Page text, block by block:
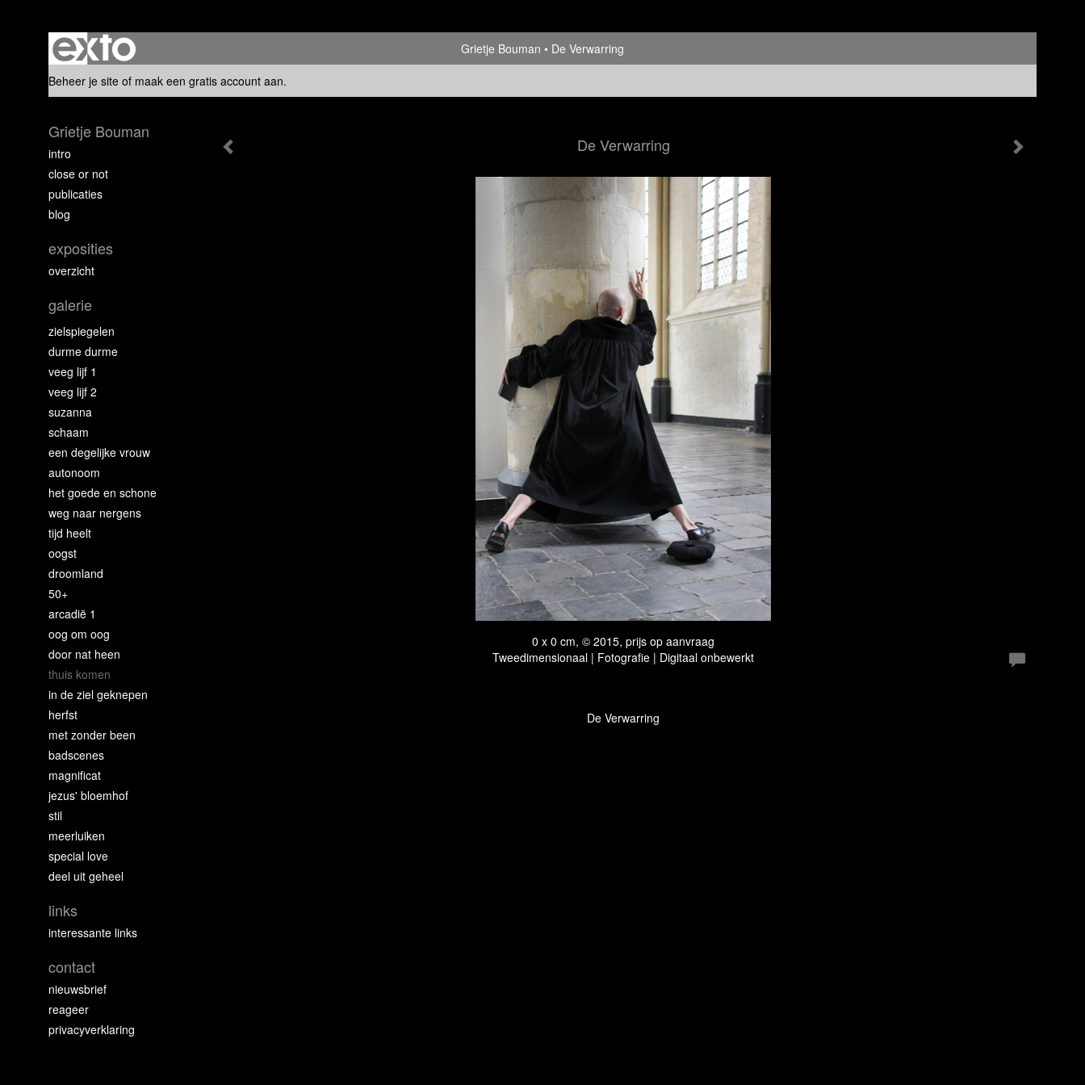
Grietje Bouman
De Verwarring
Beheer je site of maak een gratis account aan.
De Verwarring
0 x 0 cm, © 2015, prijs op aanvraag
Tweedimensionaal | Fotografie | Digitaal onbewerkt
De Verwarring
Grietje Bouman
intro
close or not
publicaties
blog
exposities
overzicht
galerie
zielspiegelen
durme durme
veeg lijf 1
veeg lijf 2
suzanna
schaam
een degelijke vrouw
autonoom
het goede en schone
weg naar nergens
tijd heelt
oogst
droomland
50+
arcadië 1
oog om oog
door nat heen
thuis komen
in de ziel geknepen
herfst
met zonder been
badscenes
magnificat
jezus' bloemhof
stil
meerluiken
special love
deel uit geheel
links
interessante links
contact
nieuwsbrief
reageer
privacyverklaring